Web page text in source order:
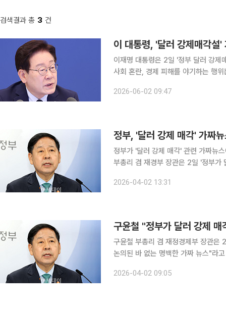
검색결과 총 3 건
이 대통령, '달러 강제매각설
이재명 대통령은 2일 '정부 달러 강제
사회 혼란, 경제 피해를 야기하는 행위는 반
2026-06-02 09:47
정부, '달러 강제 매각' 가짜
정부가 '달러 강제 매각' 관련 가짜뉴스에 강경 대응
부총리 겸 재경부 장관은 2일 '정부가
대외 불확실성이 확대되는 상황에서
2026-04-02 13:31
구윤철 "정부가 달러 강제
구윤철 부총리 겸 재정경제부 장관은
논의된 바 없는 명백한 가짜 뉴스"라고 밝혔다. 구 부총리는 이날 엑스(X·옛 트
매각하게 할 것이라는 주장이 일부 인
2026-04-02 09:05